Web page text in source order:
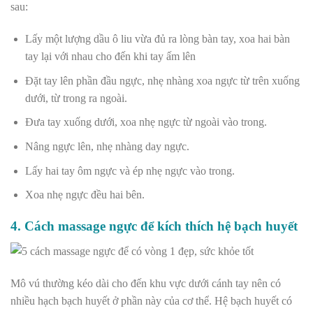
sau:
Lấy một lượng dầu ô liu vừa đủ ra lòng bàn tay, xoa hai bàn
tay lại với nhau cho đến khi tay ấm lên
Đặt tay lên phần đầu ngực, nhẹ nhàng xoa ngực từ trên xuống
dưới, từ trong ra ngoài.
Đưa tay xuống dưới, xoa nhẹ ngực từ ngoài vào trong.
Nâng ngực lên, nhẹ nhàng day ngực.
Lấy hai tay ôm ngực và ép nhẹ ngực vào trong.
Xoa nhẹ ngực đều hai bên.
4. Cách massage ngực để kích thích hệ bạch huyết
Mô vú thường kéo dài cho đến khu vực dưới cánh tay nên có
nhiều hạch bạch huyết ở phần này của cơ thể. Hệ bạch huyết có